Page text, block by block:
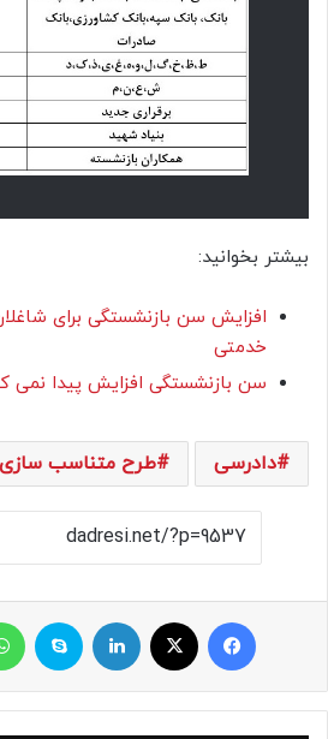
بیشتر بخوانید:
افزایش سن بازنشستگی برای
خدمتی
سن بازنشستگی افزایش پیدا نمی
دادرسی طرح متناسب‌
فیسبوک ایکس لینکداین